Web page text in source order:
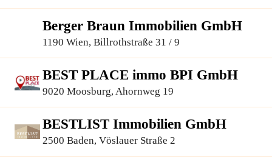
Berger Braun Immobilien GmbH
1190 Wien, Billrothstraße 31 / 9
BEST PLACE immo BPI GmbH
9020 Moosburg, Ahornweg 19
BESTLIST Immobilien GmbH
2500 Baden, Vöslauer Straße 2